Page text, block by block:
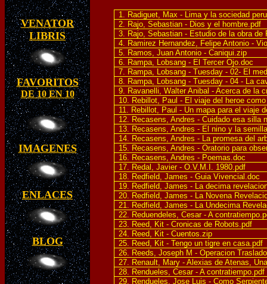
VENATOR
LIBRIS
FAVORITOS
DE 10 EN 10
IMAGENES
ENLACES
BLOG
1. Radiguet, Max - Lima y la sociedad
2. Rajo, Sebastian - Dios y el hombre.pdf
3. Rajo, Sebastian - Estudio de la obra de
4. Ramirez Hernandez, Felipe Antonio -
5. Ramos, Juan Antonio - Caniqui.zip
6. Rampa, Lobsang - El Tercer Ojo.doc
7. Rampa, Lobsang - Tuesday - 02- El
8. Rampa, Lobsang - Tuesday - 04 - La
9. Ravanelli, Walter Anibal - Acerca de la
10. Rebillot, Paul - El viaje del heroe
11. Rebillot, Paul - Un mapa para el viaje
12. Recasens, Andres - Cuidado esa silla
13. Recasens, Andres - El nino y la
14. Recasens, Andres - La promesa del
15. Recasens, Andres - Oratorio para
16. Recasens, Andres - Poemas.doc
17. Redal, Javier - O.V.M.I. 1980.pdf
18. Redfield, James - Guia Vivencial.doc
19. Redfield, James - La decima
20. Redfield, James - La Novena
21. Redfield, James - La Undecima
22. Reduendeles, Cesar - A
23. Reed, Kit - Cronicas de Robots.pdf
24. Reed, Kit - Cuentos.zip
25. Reed, Kit - Tengo un tigre en casa.pdf
26. Reeds, Joseph M - Operacion
27. Renault, Mary - Alexias de Atenas,
28. Rendueles, Cesar - A contratiempo.pdf
29. Rendueles, Jose Luis - Como